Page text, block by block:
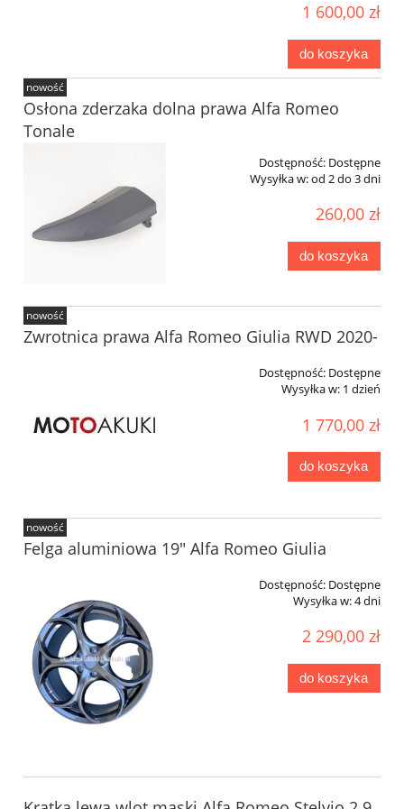
1 600,00 zł
do koszyka
Osłona zderzaka dolna prawa Alfa Romeo
Tonale
Dostępność: Dostępne
Wysyłka w:od 2 do 3 dni
260,00 zł
do koszyka
nowość
Zwrotnica prawa Alfa Romeo Giulia RWD 2020-
Dostępność: Dostępne
Wysyłka w: 1 dzień
1 770,00 zł
do koszyka
nowość
Felga aluminiowa 19" Alfa Romeo Giulia
Dostępność: Dostępne
Wysyłka w:4 dni
2 290,00 zł
do koszyka
nowość